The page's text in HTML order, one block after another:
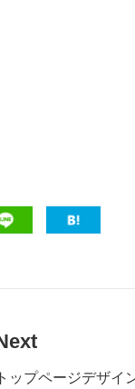
トップページデザイ